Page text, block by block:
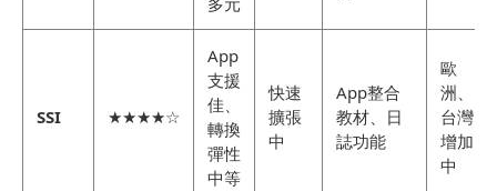
SSI ★★★★☆
App
支援
佳、
轉換
彈性
中等
快速
擴張
中
App整合
教材、日
誌功能
歐
洲、
台灣
增加
中